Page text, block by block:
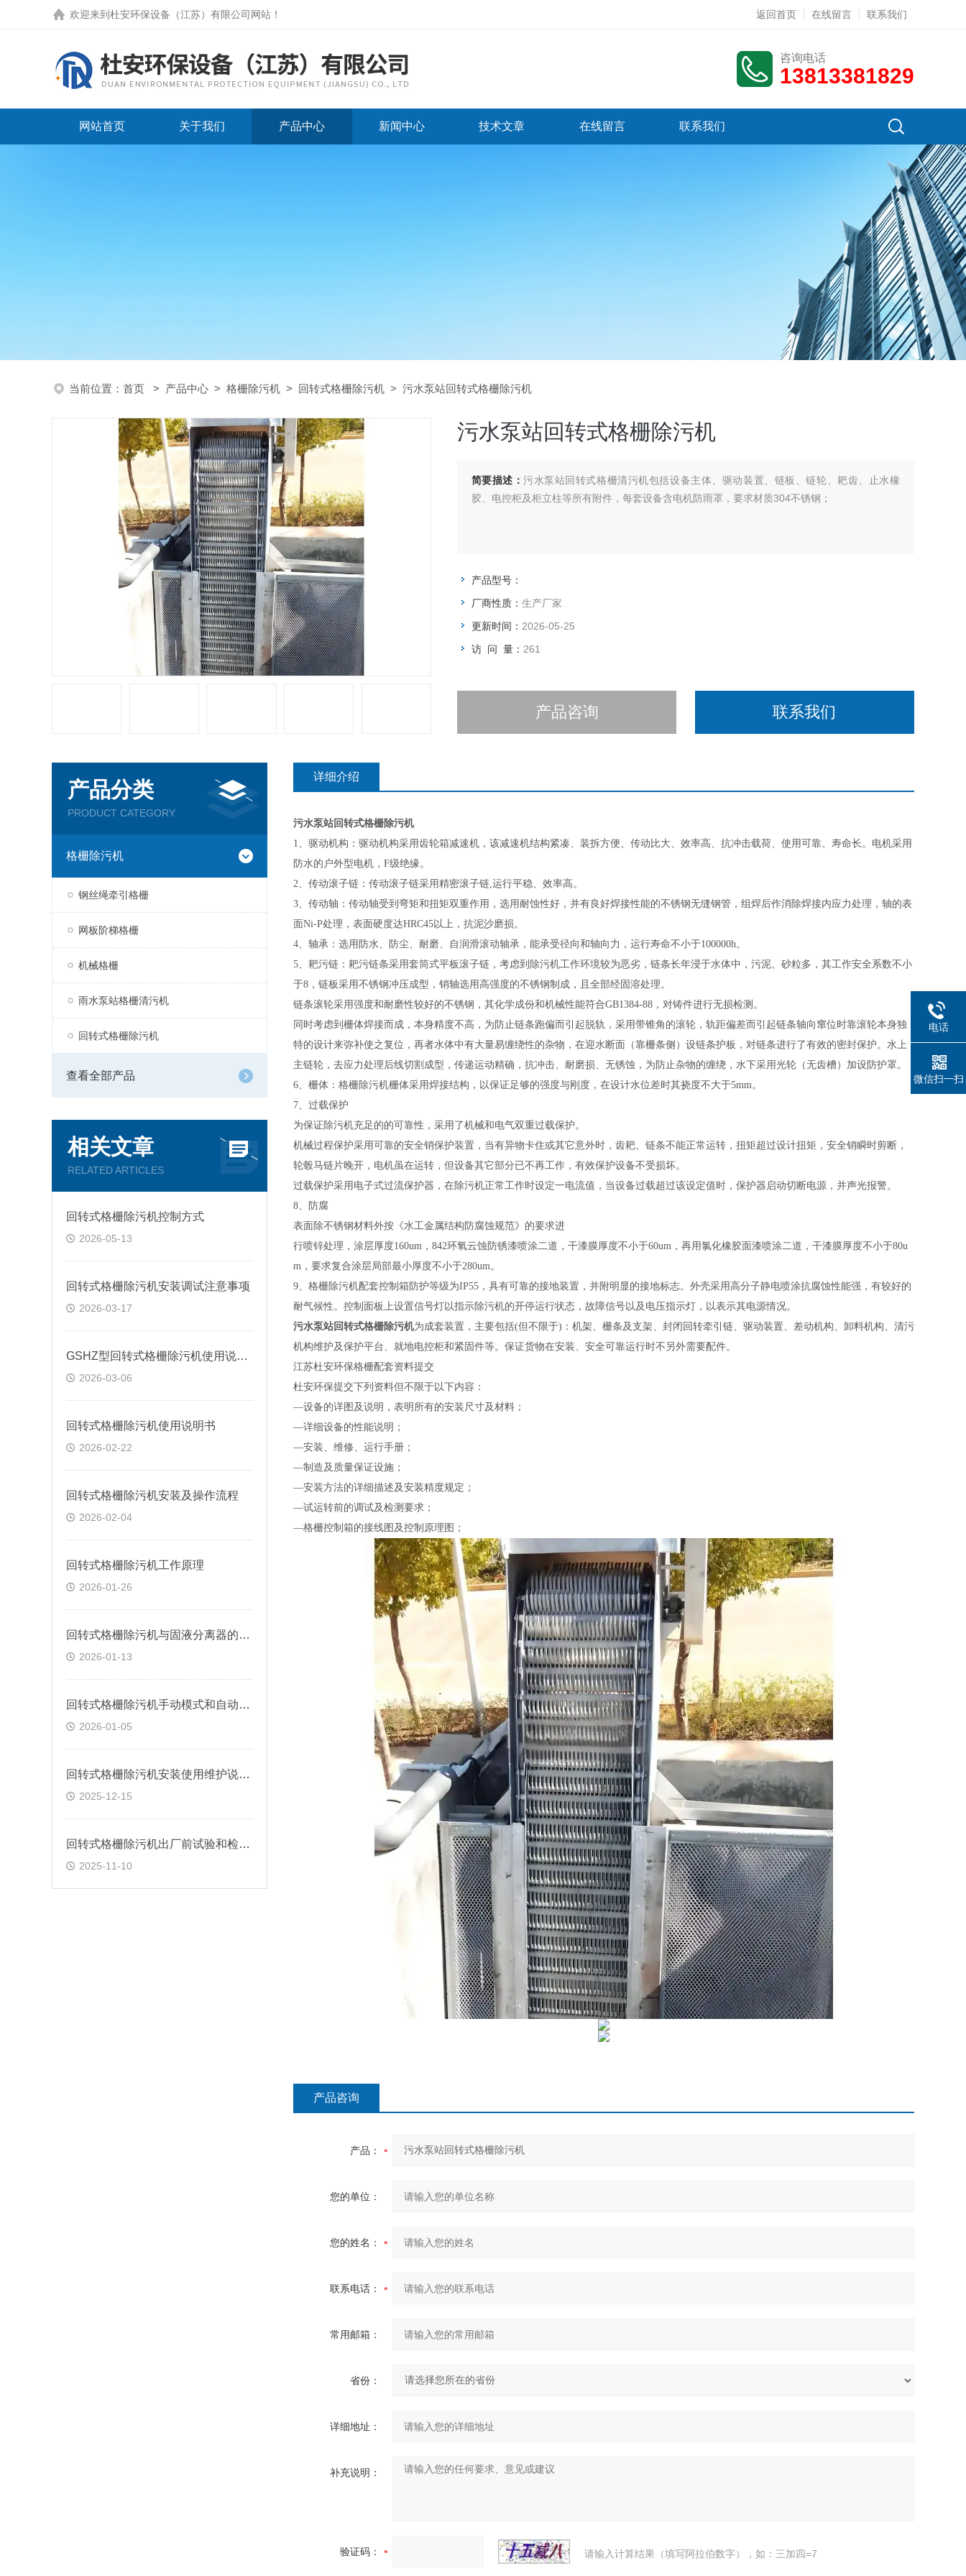
欢迎来到 杜安环保设备（江苏）有限公司网站 ！ 返回首页 在线留言 联系我们
咨询电话
13813381829
网站首页 关于我们 产品中心 新闻中心 技术文章 在线留言 联系我们
当前位置： 首页 > 产品中心 > 格栅除污机 > 回转式格栅除污机 > 污水泵站回转式格栅除污机
污水泵站回转式格栅除污机
简要描述： 污水泵站回转式格栅清污机包括设备主体、驱动装置、链板、链轮、耙齿、止水橡
胶、电控柜及柜立柱等所有附件，每套设备含电机防雨罩，要求材质304不锈钢；
产品型号：
厂商性质： 生产厂家
更新时间： 2026-05-25
访 问 量： 261
产品咨询 联系我们
产品分类
PRODUCT CATEGORY
格栅除污机
钢丝绳牵引格栅
网板阶梯格栅
机械格栅
雨水泵站格栅清污机
回转式格栅除污机
查看全部产品
相关文章
RELATED ARTICLES
回转式格栅除污机控制方式
2026-05-13
回转式格栅除污机安装调试注意事项
2026-03-17
GSHZ型回转式格栅除污机使用说明书
2026-03-06
回转式格栅除污机使用说明书
2026-02-22
回转式格栅除污机安装及操作流程
2026-02-04
回转式格栅除污机工作原理
2026-01-26
回转式格栅除污机与固液分离器的区别
2026-01-13
回转式格栅除污机手动模式和自动模式的操作步骤
2026-01-05
回转式格栅除污机安装使用维护说明书
2025-12-15
回转式格栅除污机出厂前试验和检查项目
2025-11-10
详细介绍
污水泵站回转式格栅除污机
1、驱动机构： 驱动机构采用齿轮箱减速机，该减速机结构紧凑、装拆方便、传动比大、效率高、抗冲击载荷、使用可靠、寿命长。 电机采用
防水的户外型电机，F级绝缘。
2、传动滚子链： 传动滚子链采用精密滚子链,运行平稳、效率高。
3、传动轴： 传动轴受到弯矩和扭矩双重作用，选用耐蚀性好，并有良好焊接性能的不锈钢无缝钢管，组焊后作消除焊接内应力处理，轴的表
面Ni-P处理，表面硬度达HRC45以上，抗泥沙磨损。
4、轴承： 选用防水、防尘、耐磨、自润滑滚动轴承，能承受径向和轴向力，运行寿命不小于100000h。
5、耙污链： 耙污链条采用套筒式平板滚子链，考虑到除污机工作环境较为恶劣，链条长年浸于水体中，污泥、砂粒多，其工作安全系数不小
于8，链板采用不锈钢冲压成型，销轴选用高强度的不锈钢制成，且全部经固溶处理。
链条滚轮采用强度和耐磨性较好的不锈钢，其化学成份和机械性能符合GB1384-88，对铸件进行无损检测。
同时考虑到栅体焊接而成，本身精度不高，为防止链条跑偏而引起脱轨，采用带锥角的滚轮，轨距偏差而引起链条轴向窜位时靠滚轮本身独
特的设计来弥补使之复位，再者水体中有大量易缠绕性的杂物，在迎水断面（靠栅条侧）设链条护板，对链条进行了有效的密封保护。水上
主链轮，去应力处理后线切割成型，传递运动精确，抗冲击、耐磨损、无锈蚀，为防止杂物的缠绕，水下采用光轮（无齿槽）加设防护罩。
6、栅体： 格栅除污机栅体采用焊接结构，以保证足够的强度与刚度，在设计水位差时其挠度不大于5mm。
7、过载保护
为保证除污机充足的的可靠性，采用了机械和电气双重过载保护。
机械过程保护采用可靠的安全销保护装置，当有异物卡住或其它意外时，齿耙、链条不能正常运转，扭矩超过设计扭矩，安全销瞬时剪断，
轮毂马链片晚开，电机虽在运转，但设备其它部分已不再工作，有效保护设备不受损坏。
过载保护采用电子式过流保护器，在除污机正常工作时设定一电流值，当设备过载超过该设定值时，保护器启动切断电源，并声光报警。
8、防腐
表面除不锈钢材料外按《水工金属结构防腐蚀规范》的要求进
行喷锌处理，涂层厚度160um，842环氧云蚀防锈漆喷涂二道，干漆膜厚度不小于60um，再用氯化橡胶面漆喷涂二道，干漆膜厚度不小于80u
m，要求复合涂层局部最小厚度不小于280um。
9、 格栅除污机配套控制箱防护等级为IP55，具有可靠的接地装置，并附明显的接地标志。外壳采用高分子静电喷涂抗腐蚀性能强，有较好的
耐气候性。控制面板上设置信号灯以指示除污机的开停运行状态，故障信号以及电压指示灯，以表示其电源情况。
污水泵站回转式格栅除污机为成套装置，主要包括(但不限于)：机架、栅条及支架、封闭回转牵引链、驱动装置、差动机构、卸料机构、清污
机构维护及保护平台、就地电控柜和紧固件等。保证货物在安装、安全可靠运行时不另外需要配件。
江苏杜安环保格栅配套资料提交
杜安环保提交下列资料但不限于以下内容：
—设备的详图及说明，表明所有的安装尺寸及材料；
—详细设备的性能说明；
—安装、维修、运行手册；
—制造及质量保证设施；
—安装方法的详细描述及安装精度规定；
—试运转前的调试及检测要求；
—格栅控制箱的接线图及控制原理图；
产品咨询
产品：
您的单位：
您的姓名：
联系电话：
常用邮箱：
省份：
详细地址：
补充说明：
验证码： 请输入计算结果（填写阿拉伯数字），如：三加四=7
电话
微信扫一扫